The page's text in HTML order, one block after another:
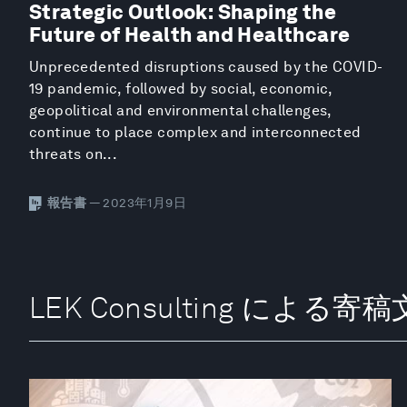
Strategic Outlook: Shaping the
Future of Health and Healthcare
Unprecedented disruptions caused by the COVID-
19 pandemic, followed by social, economic,
geopolitical and environmental challenges,
continue to place complex and interconnected
threats on...
報告書 — 2023年1月9日
LEK Consulting による寄稿